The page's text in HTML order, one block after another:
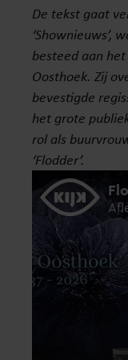
De tekst gaat
‘Shownieuws’,
besteed aan
Oosthoek. Zij
bevestigde
het grote
rol als
‘Flodder’.